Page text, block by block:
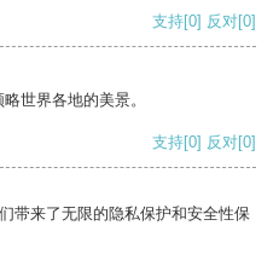
支持[0] 反对[0]
世界各地的美景。
支持[0] 反对[0]
带来了无限的隐私保护和安全性保